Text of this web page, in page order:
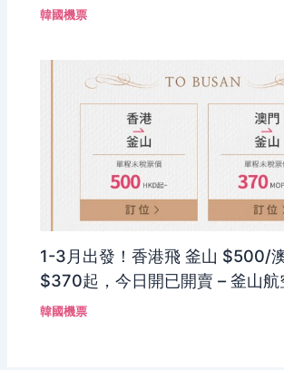
韓國機票
1-3月出發！香港飛 釜山 $500/
$370起，今日開已開賣 – 釜山航
韓國機票